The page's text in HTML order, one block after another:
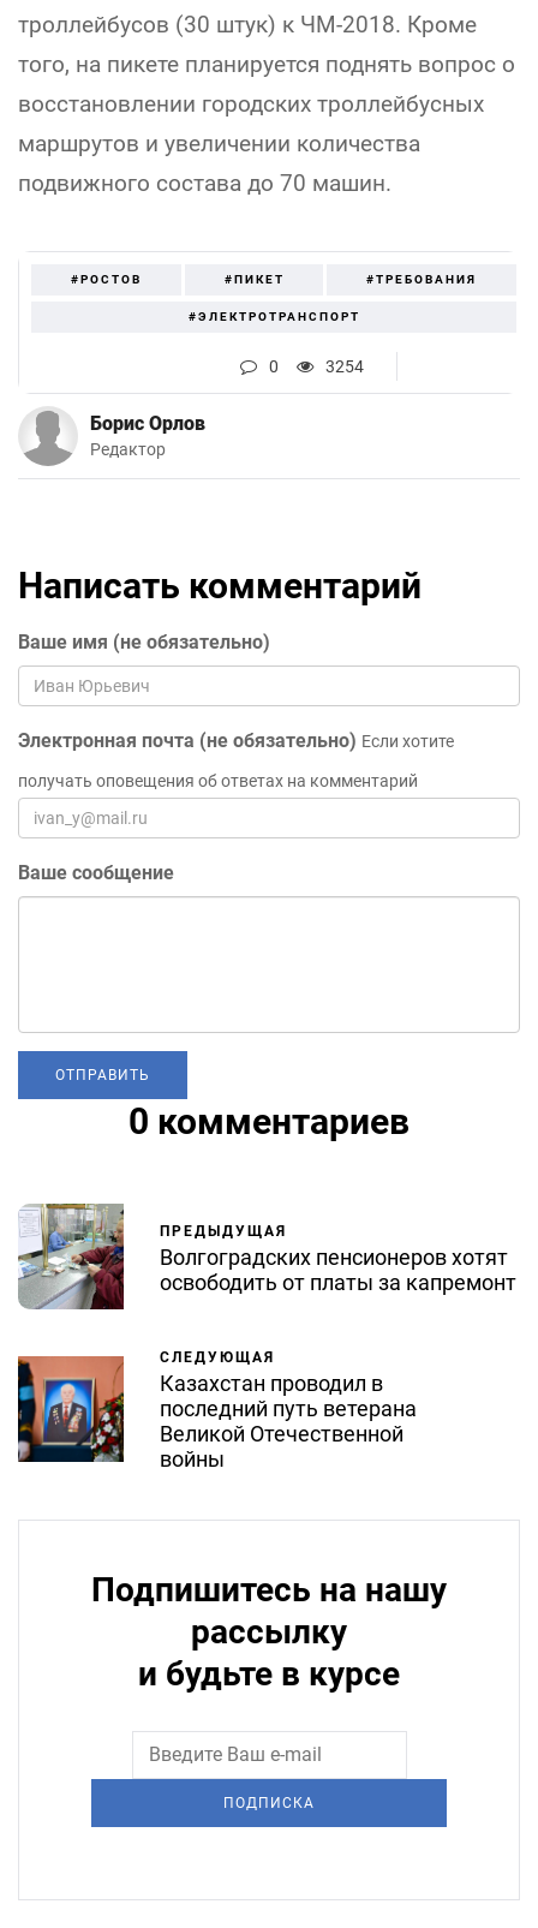
троллейбусов (30 штук) к ЧМ-2018. Кроме
того, на пикете планируется поднять вопрос о
восстановлении городских троллейбусных
маршрутов и увеличении количества
подвижного состава до 70 машин.
#РОСТОВ #ПИКЕТ #ТРЕБОВАНИЯ
#ЭЛЕКТРОТРАНСПОРТ
0 3254
Борис Орлов
Редактор
Написать комментарий
Ваше имя (не обязательно)
Электронная почта (не обязательно) Если хотите
получать оповещения об ответах на комментарий
Ваше сообщение
0 комментариев
ПРЕДЫДУЩАЯ
Волгоградских пенсионеров хотят
освободить от платы за капремонт
СЛЕДУЮЩАЯ
Казахстан проводил в
последний путь ветерана
Великой Отечественной
войны
Подпишитесь на нашу
рассылку
и будьте в курсе
ПОДПИСКА